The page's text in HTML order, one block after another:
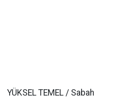
YÜKSEL TEMEL / Sabah